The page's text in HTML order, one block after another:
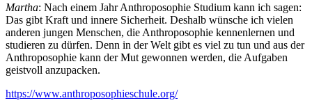
Martha: Nach einem Jahr Anthroposophie Studium kann ich sagen:
Das gibt Kraft und innere Sicherheit. Deshalb wünsche ich vielen
anderen jungen Menschen, die Anthroposophie kennenlernen und
studieren zu dürfen. Denn in der Welt gibt es viel zu tun und aus der
Anthroposophie kann der Mut gewonnen werden, die Aufgaben
geistvoll anzupacken.
https://www.anthroposophieschule.org/